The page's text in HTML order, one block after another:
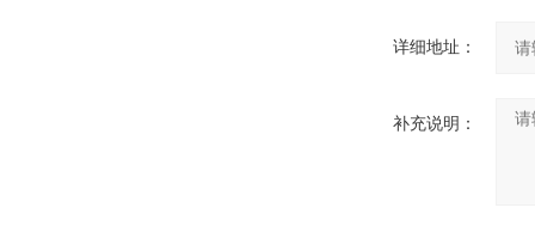
详细地址：
补充说明：